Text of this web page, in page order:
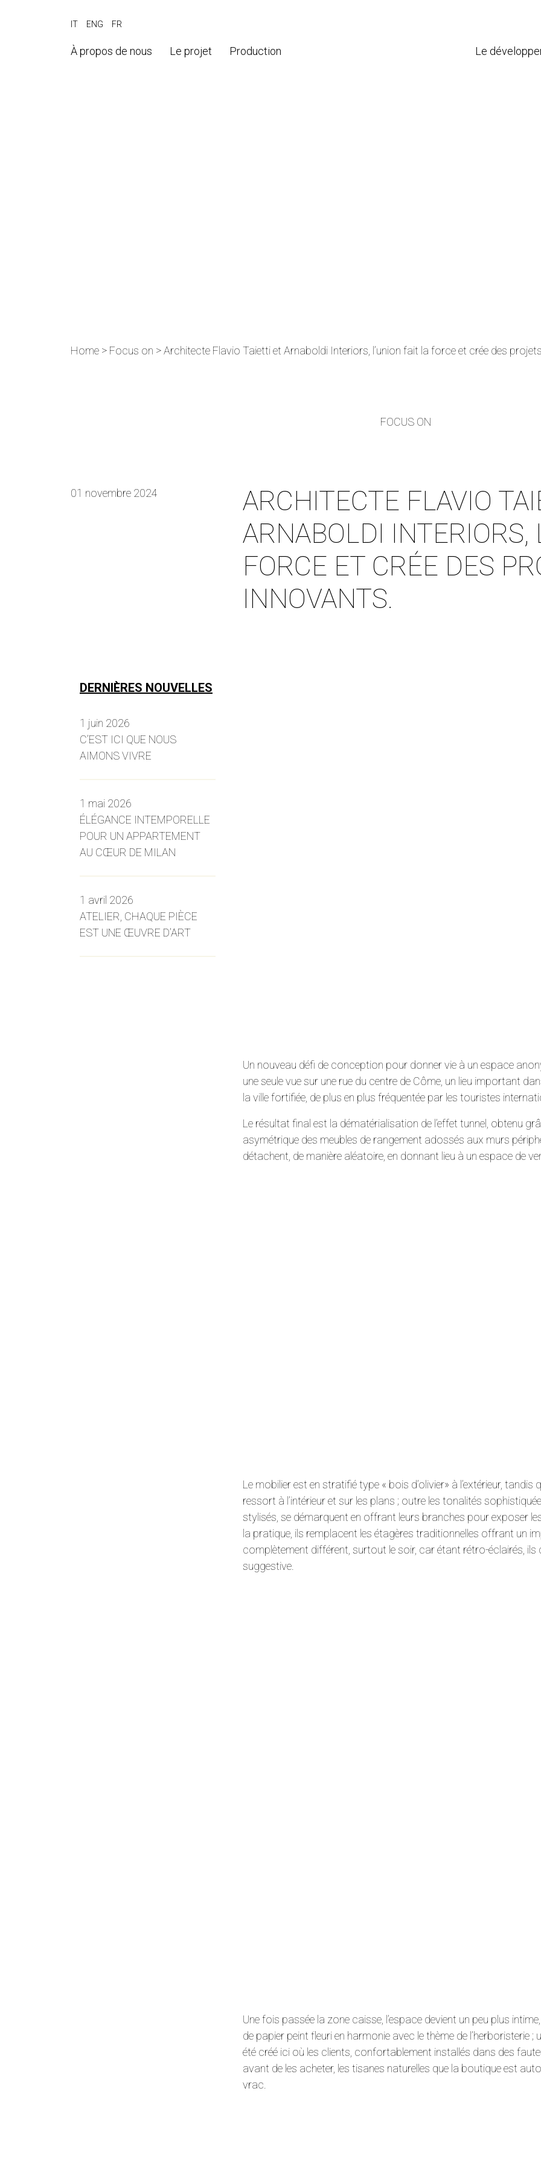
IT ENG FR
À propos de nous Le projet Production Le
Home > Focus on >Architecte Flavio Taietti et Arnaboldi Interiors, l’union fait la force et crée des
FOCUS ON
01 novembre 2024
ARCHITECTE FLAVIO
ARNABOLDI INTERIORS,
FORCE ET CRÉE DES
INNOVANTS.
DERNIÈRES NOUVELLES
C’EST ICI QUE NOUS
AIMONS VIVRE
1 juin 2026
ÉLÉGANCE INTEMPORELLE
POUR UN APPARTEMENT
AU CŒUR DE MILAN
1 mai 2026
ATELIER, CHAQUE PIÈCE
EST UNE ŒUVRE D’ART
1 avril 2026
Un nouveau défi de conception pour donner vie à un espace
une seule vue sur une rue du centre de Côme, un lieu important
la ville fortifiée, de plus en plus fréquentée par les touristes
Le résultat final est la dématérialisation de l’effet tunnel, obtenu
asymétrique des meubles de rangement adossés aux murs
détachent, de manière aléatoire, en donnant lieu à un espace de
Le mobilier est en stratifié type « bois d’olivier» à l’extérieur,
ressort à l’intérieur et sur les plans ; outre les tonalités
stylisés, se démarquent en offrant leurs branches pour exposer
la pratique, ils remplacent les étagères traditionnelles offrant un
complètement différent, surtout le soir, car étant rétro-éclairés, ils
suggestive.
Une fois passée la zone caisse, l’espace devient un peu plus
de papier peint fleuri en harmonie avec le thème de l’herboristerie ;
été créé ici où les clients, confortablement installés dans des
avant de les acheter, les tisanes naturelles que la boutique est
vrac.